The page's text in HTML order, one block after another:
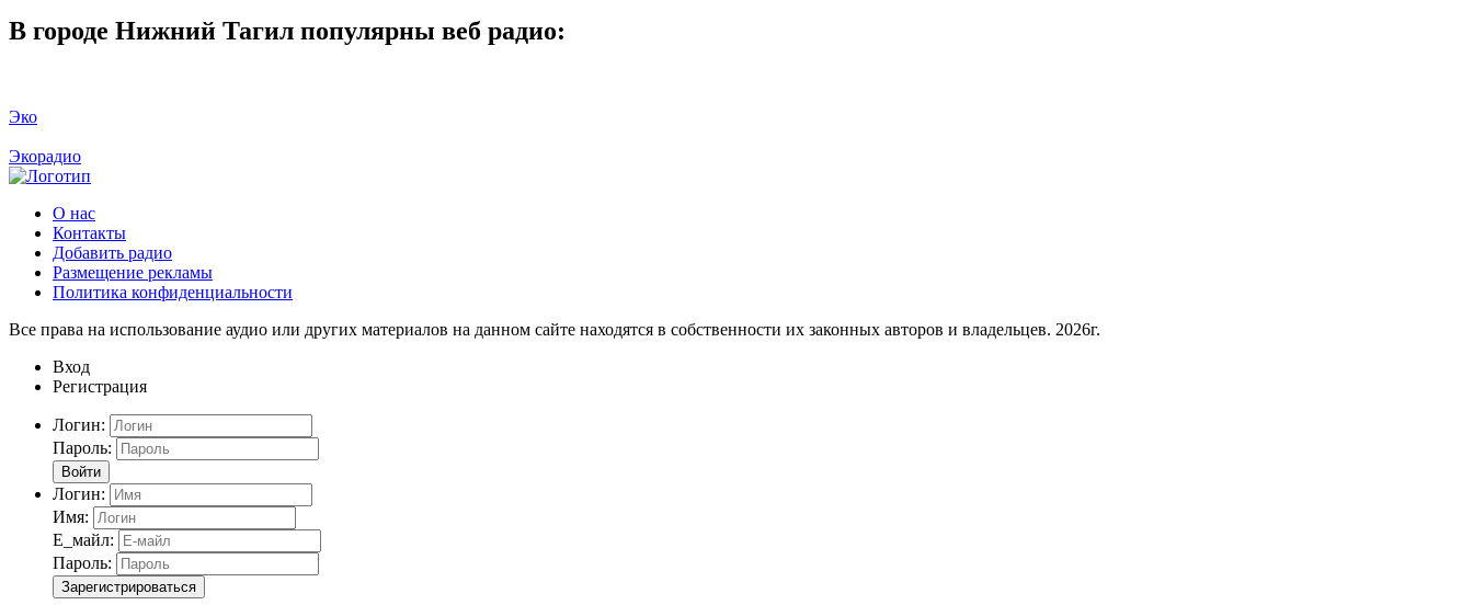
В городе Нижний Тагил популярны веб радио:
Эко
Экорадио
О нас
Контакты
Добавить радио
Размещение рекламы
Политика конфиденциальности
Все права на использование аудио или других материалов на данном сайте находятся в собственности их законных авторов и владельцев. 2026г.
Вход
Регистрация
Логин:
Пароль:
Войти
Логин:
Имя:
Е_майл:
Пароль:
Зарегистрироваться